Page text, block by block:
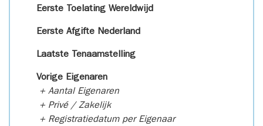
Eerste Toelating Wereldwijd
Eerste Afgifte Nederland
Laatste Tenaamstelling
Vorige Eigenaren
+ Aantal Eigenaren
+ Privé / Zakelijk
+ Registratiedatum per Eigenaar